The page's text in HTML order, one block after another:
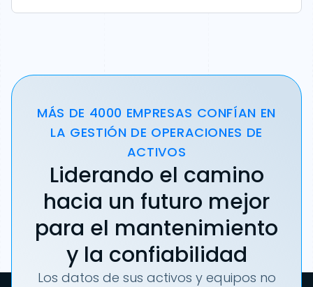
MÁS DE 4000 EMPRESAS CONFÍAN EN
LA GESTIÓN DE OPERACIONES DE
ACTIVOS
Liderando el camino
hacia un futuro mejor
para el mantenimiento
y la confiabilidad
Los datos de sus activos y equipos no